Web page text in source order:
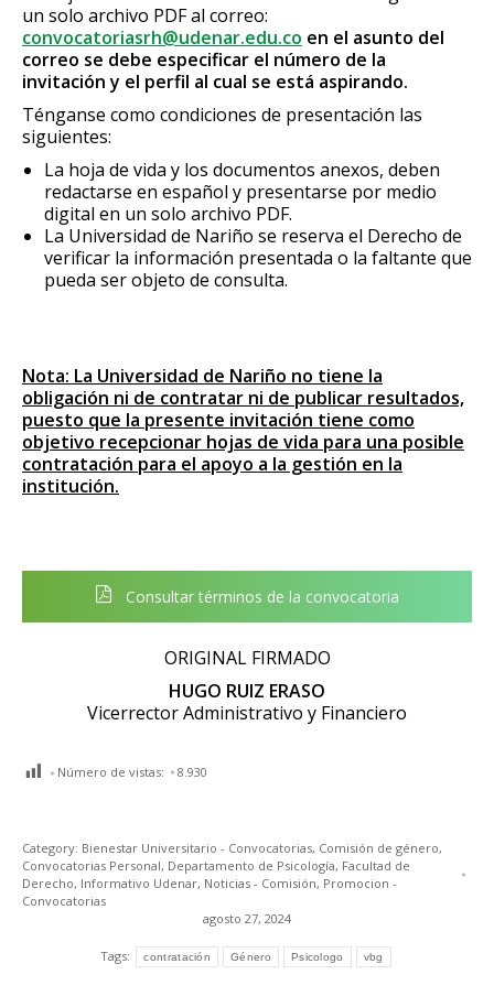
un solo archivo PDF al correo:
convocatoriasrh@udenar.edu.co en el asunto del
correo se debe especificar el número de la
invitación y el perfil al cual se está aspirando.
Ténganse como condiciones de presentación las
siguientes:
La hoja de vida y los documentos anexos, deben
redactarse en español y presentarse por medio
digital en un solo archivo PDF.
La Universidad de Nariño se reserva el Derecho de
verificar la información presentada o la faltante que
pueda ser objeto de consulta.
Nota: La Universidad de Nariño no tiene la
obligación ni de contratar ni de publicar resultados,
puesto que la presente invitación tiene como
objetivo recepcionar hojas de vida para una posible
contratación para el apoyo a la gestión en la
institución.
Consultar términos de la convocatoria
ORIGINAL FIRMADO
HUGO RUIZ ERASO
Vicerrector Administrativo y Financiero
Número de vistas: 8.930
Category: Bienestar Universitario - Convocatorias, Comisión de género,
Convocatorias Personal, Departamento de Psicología, Facultad de
Derecho, Informativo Udenar, Noticias - Comisión, Promocion -
Convocatorias
agosto 27, 2024
Tags: contratación Género Psicologo vbg